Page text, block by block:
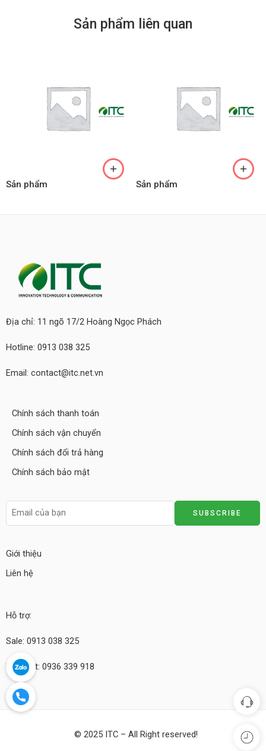
Sản phẩm liên quan
Sản phẩm Sản phẩm
Địa chỉ: 11 ngõ 17/2 Hoàng Ngọc Phách
Hotline: 0913 038 325
Email: contact@itc.net.vn
Chính sách thanh toán
Chính sách vận chuyển
Chính sách đổi trả hàng
Chính sách bảo mật
Giới thiệu
Liên hệ
Hỗ trợ:
Sale: 0913 038 325
Kỹ thuật: 0936 339 918
© 2025 ITC – All Right reserved!